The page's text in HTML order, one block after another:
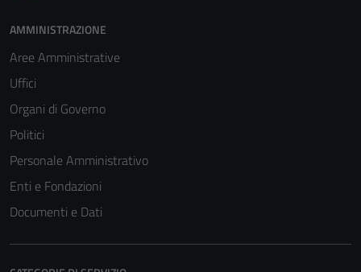
AMMINISTRAZIONE
Aree Amministrative
Uffici
Organi di Governo
Politici
Personale Amministrativo
Enti e Fondazioni
Documenti e Dati